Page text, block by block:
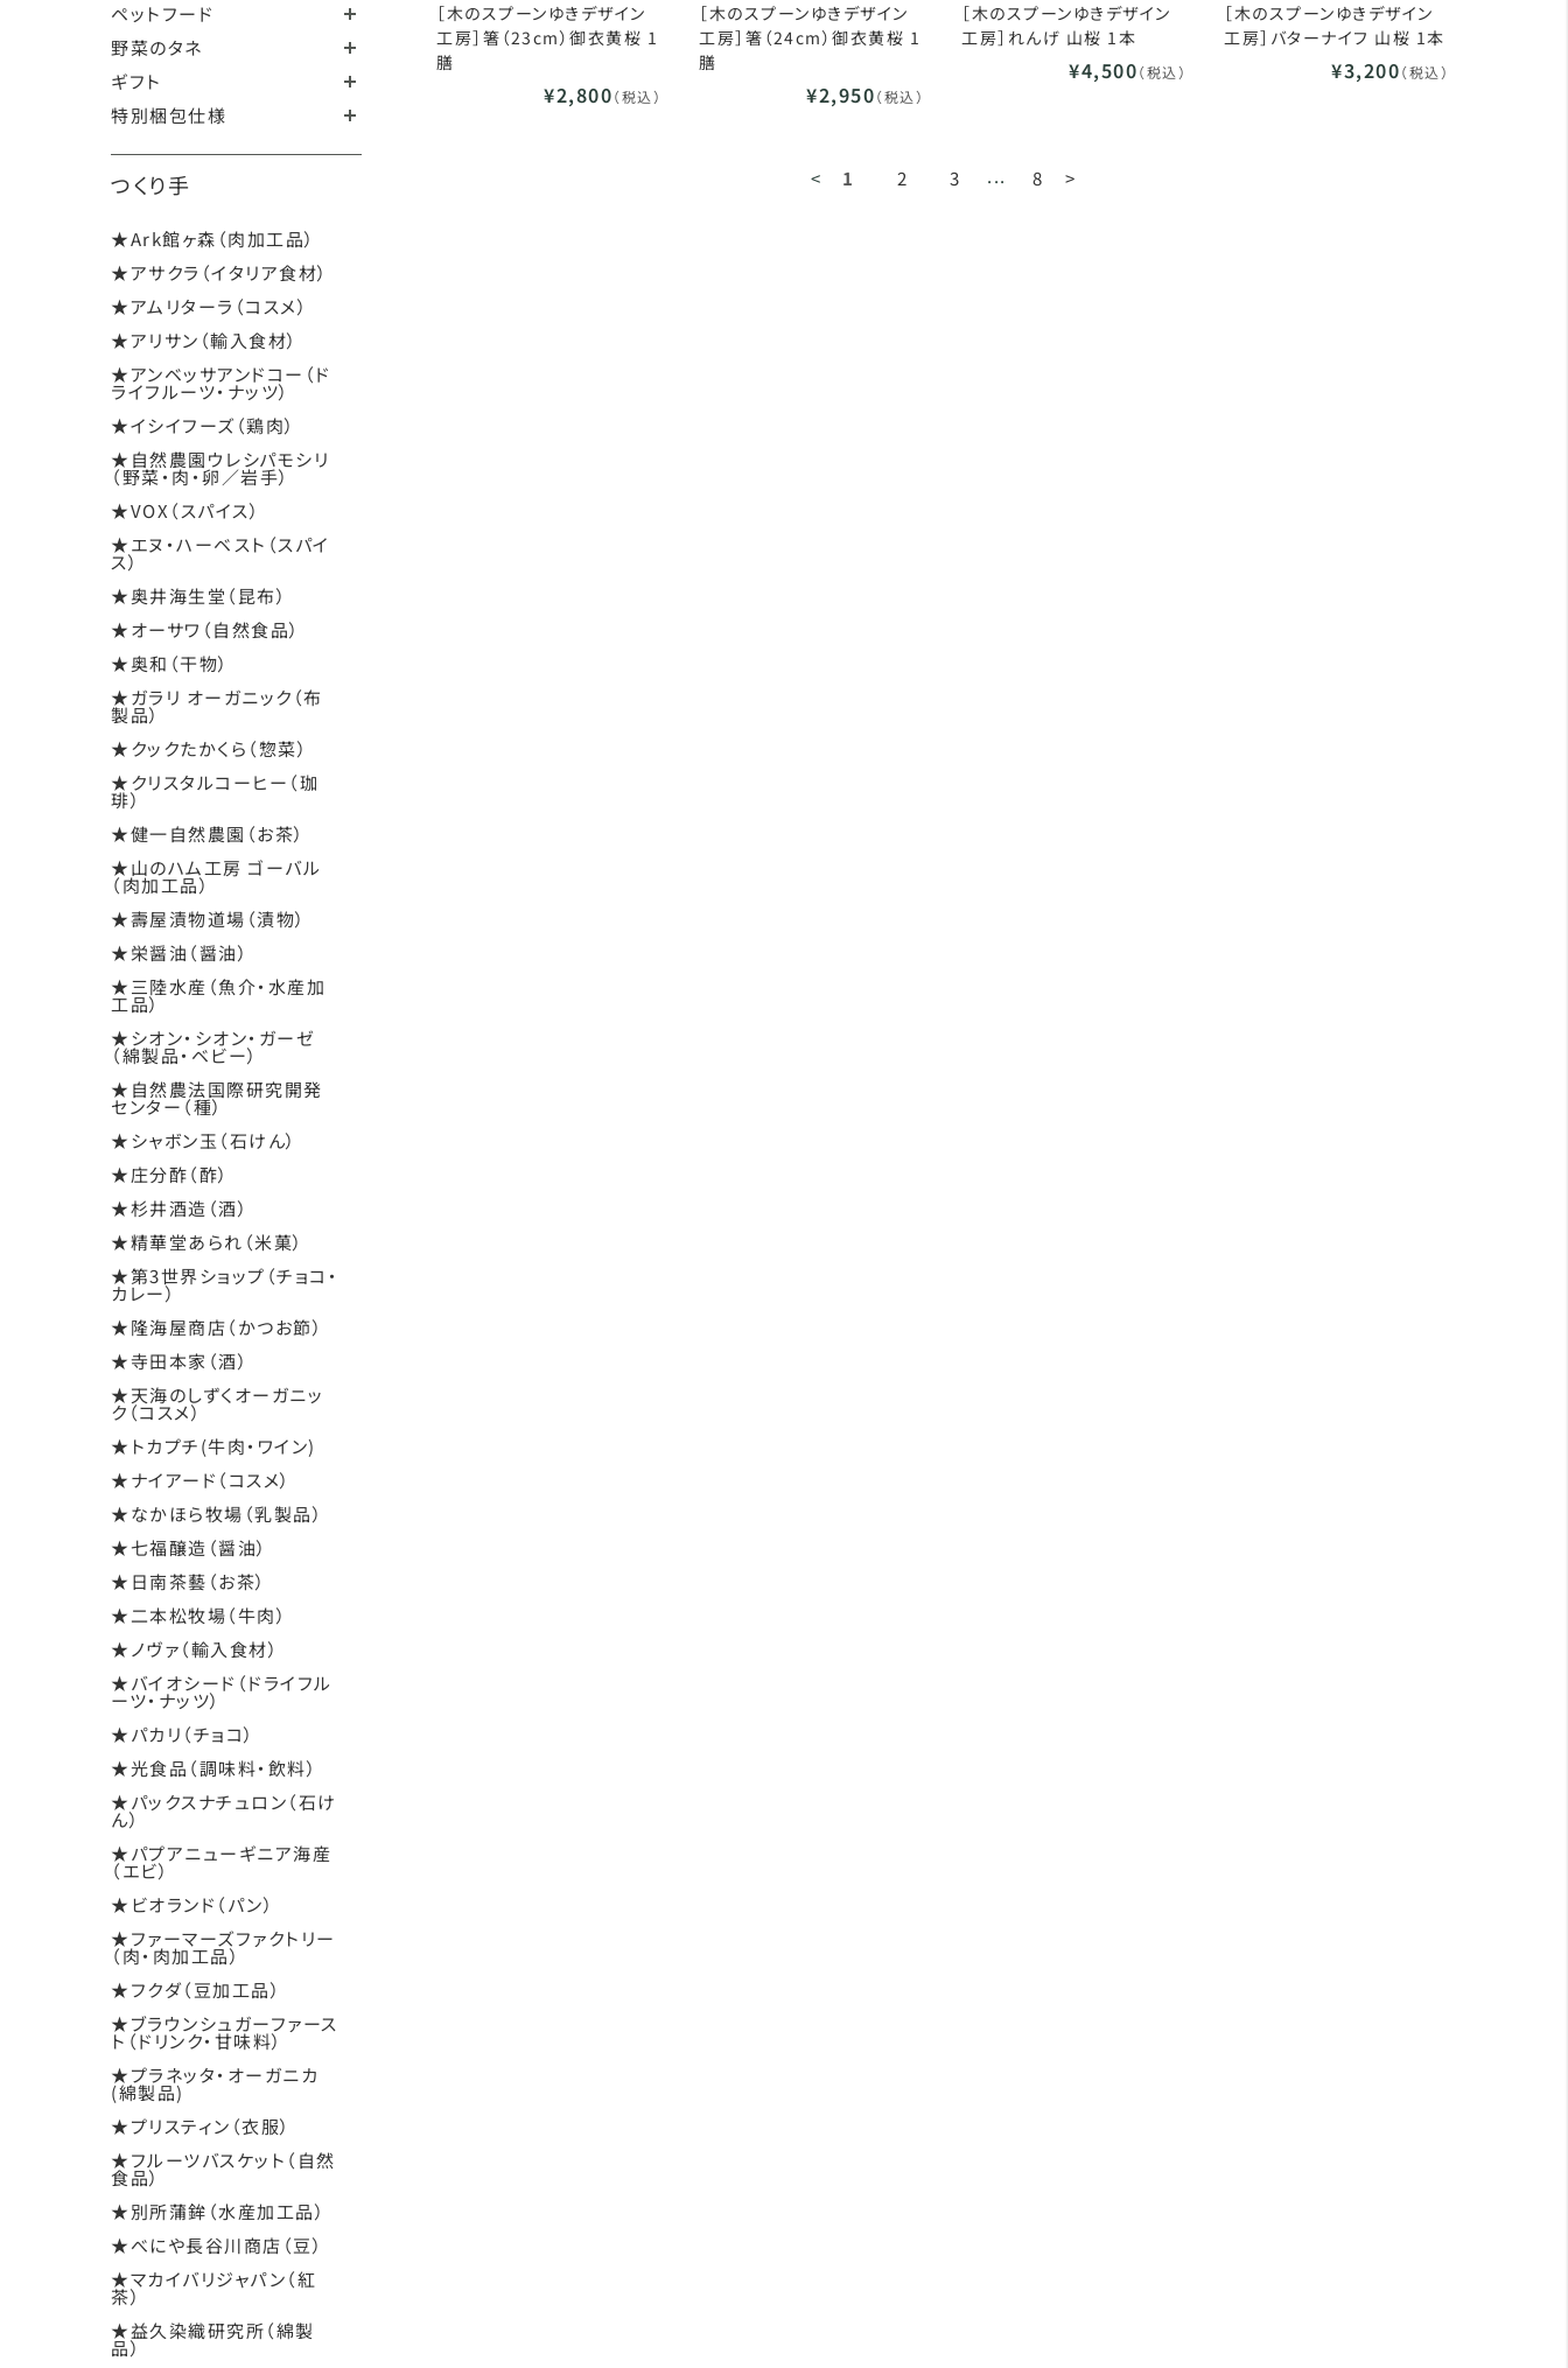
ペットフード
野菜のタネ
ギフト
特別梱包仕様
つくり手
★Ark館ヶ森（肉加工品）
★アサクラ（イタリア食材）
★アムリターラ（コスメ）
★アリサン（輸入食材）
★アンベッサアンドコー（ド
ライフルーツ・ナッツ）
★イシイフーズ（鶏肉）
★自然農園ウレシパモシリ
（野菜・肉・卵／岩手）
★VOX（スパイス）
★エヌ・ハーベスト（スパイ
ス）
★奥井海生堂（昆布）
★オーサワ（自然食品）
★奥和（干物）
★ガラリ オーガニック（布
製品）
★クックたかくら（惣菜）
★クリスタルコーヒー（珈
琲）
★健一自然農園（お茶）
★山のハム工房 ゴーバル
（肉加工品）
★壽屋漬物道場（漬物）
★栄醤油（醤油）
★三陸水産（魚介・水産加
工品）
★シオン・シオン・ガーゼ
（綿製品・ベビー）
★自然農法国際研究開発
センター（種）
★シャボン玉（石けん）
★庄分酢（酢）
★杉井酒造（酒）
★精華堂あられ（米菓）
★第3世界ショップ（チョコ・
カレー）
★隆海屋商店（かつお節）
★寺田本家（酒）
★天海のしずくオーガニッ
ク（コスメ）
★トカプチ(牛肉・ワイン)
★ナイアード（コスメ）
★なかほら牧場（乳製品）
★七福醸造（醤油）
★日南茶藝（お茶）
★二本松牧場（牛肉）
★ノヴァ（輸入食材）
★バイオシード（ドライフル
ーツ・ナッツ）
★パカリ（チョコ）
★光食品（調味料・飲料）
★パックスナチュロン（石け
ん）
★パプアニューギニア海産
（エビ）
★ビオランド（パン）
★ファーマーズファクトリー
（肉・肉加工品）
★フクダ（豆加工品）
★ブラウンシュガーファース
ト（ドリンク・甘味料）
★プラネッタ・オーガニカ
(綿製品)
★プリスティン（衣服）
★フルーツバスケット（自然
食品）
★別所蒲鉾（水産加工品）
★べにや長谷川商店（豆）
★マカイバリジャパン（紅
茶）
★益久染織研究所（綿製
品）
［木のスプーンゆきデザイン
工房］箸（23cm）御衣黄桜 1
膳
¥2,800（税込）
［木のスプーンゆきデザイン
工房］箸（24cm）御衣黄桜 1
膳
¥2,950（税込）
［木のスプーンゆきデザイン
工房］れんげ 山桜 1本
¥4,500（税込）
［木のスプーンゆきデザイン
工房］バターナイフ 山桜 1本
¥3,200（税込）
< 1 2 3 ... 8 >